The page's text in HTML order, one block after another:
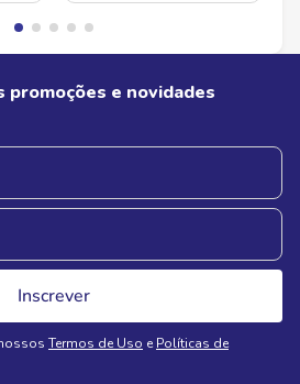
promoções e novidades
Inscrever
Termos de Uso e Políticas de